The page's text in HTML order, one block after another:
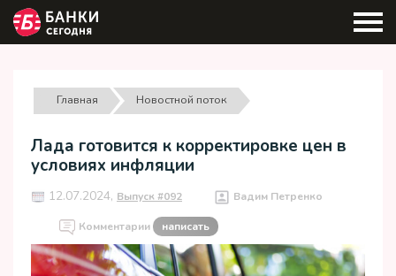
Главная Новостной поток
Лада готовится к корректировке цен в
условиях инфляции
12.07.2024, Выпуск #092 Вадим Петренко
Комментарии написать